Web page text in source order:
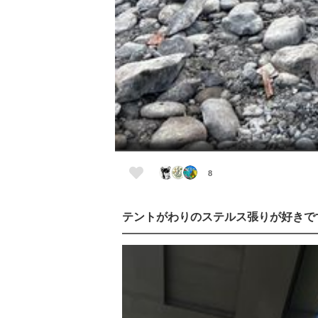
8
テントがわりのステルス張りが好きで